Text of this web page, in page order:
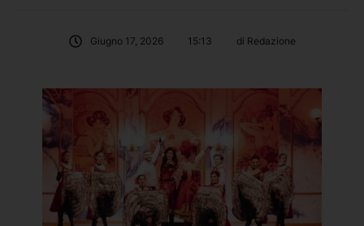
Giugno 17, 2026 15:13 di Redazione